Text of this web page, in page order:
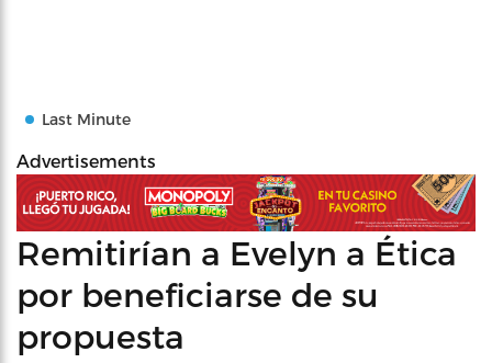
Last Minute
Advertisements
Remitirían a Evelyn a Ética
por beneficiarse de su
propuesta